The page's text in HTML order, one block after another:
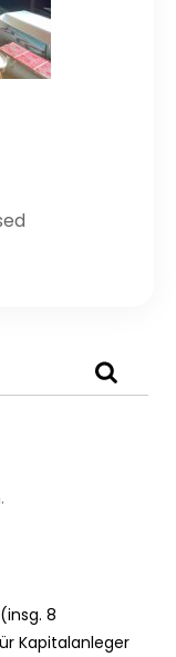
8
Kapitalanleger